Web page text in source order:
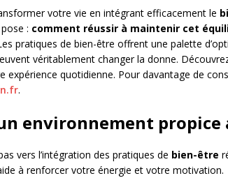
votre vie en intégrant efficacement le
: comment réussir à maintenir cet
pratiques de bien-être offrent une palette
véritablement changer la donne.
expérience quotidienne. Pour davantage de
.
environnement
vers l’intégration des pratiques de bien-être
à renforcer votre énergie et votre motivation.